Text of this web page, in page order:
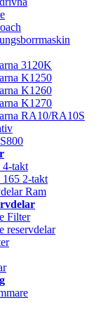
3120K
K1250
K1260
K1270
RA10/RA10S
4-takt
2-takt
Ram
Filter
reservdelar